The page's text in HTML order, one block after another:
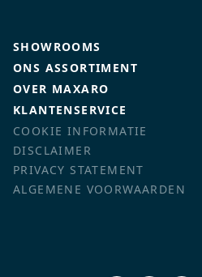
SHOWROOMS
ONS ASSORTIMENT
OVER MAXARO
KLANTENSERVICE
COOKIE INFORMATIE
DISCLAIMER
PRIVACY STATEMENT
ALGEMENE VOORWAARDEN